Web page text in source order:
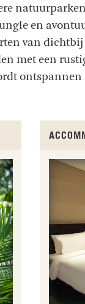
en
van dichtbij
met een
ontspannen
SPOT DE
Deramakot